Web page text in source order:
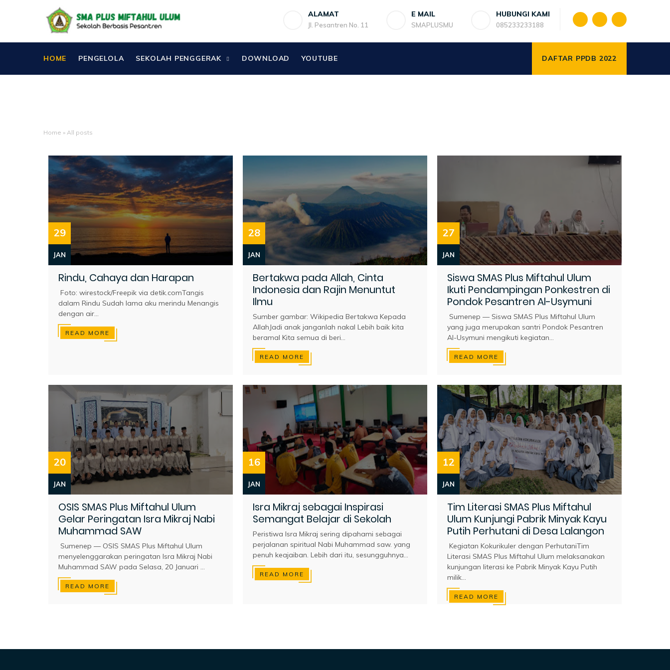
ALAMAT
Jl. Pesantren No. 11
E MAIL
SMAPLUSMU
HUBUNGI KAMI
085233233188
HOME PENGELOLA SEKOLAH PENGGERAK DOWNLOAD YOUTUBE DAFTAR PPDB 2022
Home » All posts
29
JAN
Rindu, Cahaya dan Harapan
Foto: wirestock/Freepik via detik.comTangis
dalam Rindu Sudah lama aku merindu Menangis
dengan air...
READ MORE
28
JAN
Bertakwa pada Allah, Cinta
Indonesia dan Rajin Menuntut
Ilmu
Sumber gambar: Wikipedia Bertakwa Kepada
AllahJadi anak janganlah nakal Lebih baik kita
beramal Kita semua di beri...
READ MORE
27
JAN
Siswa SMAS Plus Miftahul Ulum
Ikuti Pendampingan Ponkestren di
Pondok Pesantren Al-Usymuni
Sumenep — Siswa SMAS Plus Miftahul Ulum
yang juga merupakan santri Pondok Pesantren
Al-Usymuni mengikuti kegiatan...
READ MORE
20
JAN
OSIS SMAS Plus Miftahul Ulum
Gelar Peringatan Isra Mikraj Nabi
Muhammad SAW
Sumenep — OSIS SMAS Plus Miftahul Ulum
menyelenggarakan peringatan Isra Mikraj Nabi
Muhammad SAW pada Selasa, 20 Januari ...
READ MORE
16
JAN
Isra Mikraj sebagai Inspirasi
Semangat Belajar di Sekolah
Peristiwa Isra Mikraj sering dipahami sebagai
perjalanan spiritual Nabi Muhammad saw. yang
penuh keajaiban. Lebih dari itu, sesungguhnya...
READ MORE
12
JAN
Tim Literasi SMAS Plus Miftahul
Ulum Kunjungi Pabrik Minyak Kayu
Putih Perhutani di Desa Lalangon
Kegiatan Kokurikuler dengan PerhutaniTim
Literasi SMAS Plus Miftahul Ulum melaksanakan
kunjungan literasi ke Pabrik Minyak Kayu Putih
milik...
READ MORE